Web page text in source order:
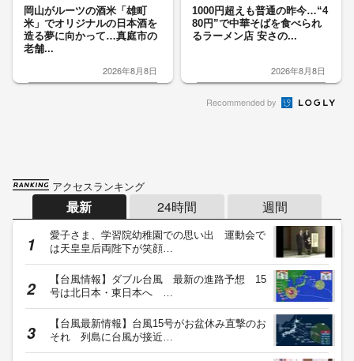
岡山がルーツの酒米「雄町
米」でオリジナルの日本酒を
造る夢に向かって…真庭市の
老舗...
2026年8月8日
1000円超えも普通の昨今…“4
80円”で中華そばを食べられ
るラーメン店 安さの...
2026年8月8日
Recommended by
アクセスランキング
最新 24時間 週間
愛子さま、学習院幼稚園での思い出 運動会で
は天皇皇后両陛下が笑顔…
【台風情報】ダブル台風 最新の進路予想 15
号は北日本・東日本へ …
【台風最新情報】台風15号がお盆休み直撃のお
それ 列島に台風が接近…